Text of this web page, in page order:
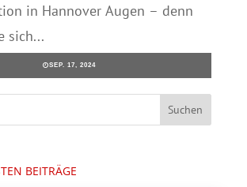
in Hannover Augen – denn
sich...
SEP. 17, 2024
BEITRÄGE